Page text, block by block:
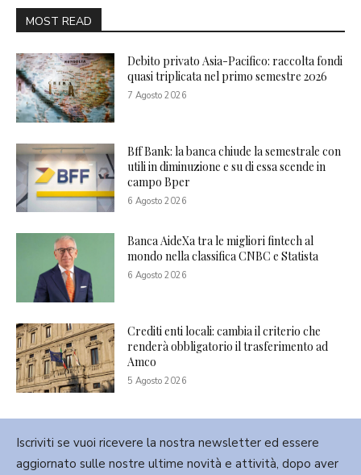
MOST READ
Debito privato Asia-Pacifico: raccolta fondi
quasi triplicata nel primo semestre 2026
7 Agosto 2026
Bff Bank: la banca chiude la semestrale con
utili in diminuzione e su di essa scende in
campo Bper
6 Agosto 2026
Banca AideXa tra le migliori fintech al
mondo nella classifica CNBC e Statista
6 Agosto 2026
Crediti enti locali: cambia il criterio che
renderà obbligatorio il trasferimento ad
Amco
5 Agosto 2026
Iscriviti se vuoi ricevere la nostra newsletter ed essere
aggiornato sulle nostre ultime novità e attività, dopo aver